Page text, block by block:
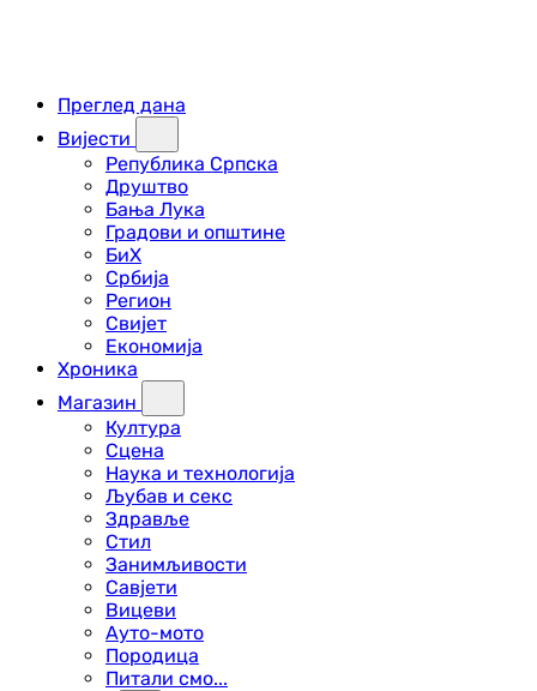
Преглед дана
Вијести
Република Српска
Друштво
Бања Лука
Градови и општине
БиХ
Србија
Регион
Свијет
Економија
Хроника
Магазин
Култура
Сцена
Наука и технологија
Љубав и секс
Здравље
Стил
Занимљивости
Савјети
Вицеви
Ауто-мото
Породица
Питали смо...